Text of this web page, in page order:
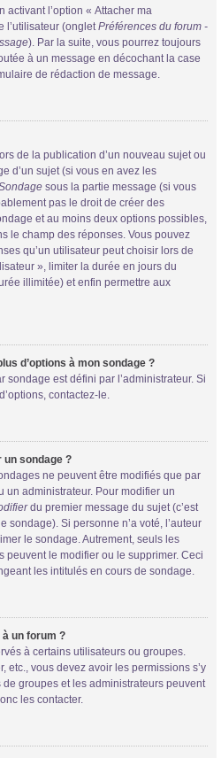
activant l’option « Attacher ma
l’utilisateur (ongletPréférences du forum -
). Par la suite, vous pourrez toujours
à un message en décochant la case
de rédaction de message.
de la publication d’un nouveau sujet ou
d’un sujet (si vous en avez les
sous la partie message (si vous
pas le droit de créer des
et au moins deux options possibles,
le champ des réponses. Vous pouvez
qu’un utilisateur peut choisir lors de
», limiter la durée en jours du
illimitée) et enfin permettre aux
d’options à mon sondage ?
sondage est défini par l’administrateur. Si
contactez-le.
sondage ?
ne peuvent être modifiés que par
un administrateur. Pour modifier un
du premier message du sujet (c’est
sondage). Si personne n’a voté, l’auteur
le sondage. Autrement, seuls les
peuvent le modifier ou le supprimer. Ceci
les intitulés en cours de sondage.
un forum ?
à certains utilisateurs ou groupes.
etc., vous devez avoir les permissions s’y
groupes et les administrateurs peuvent
les contacter.